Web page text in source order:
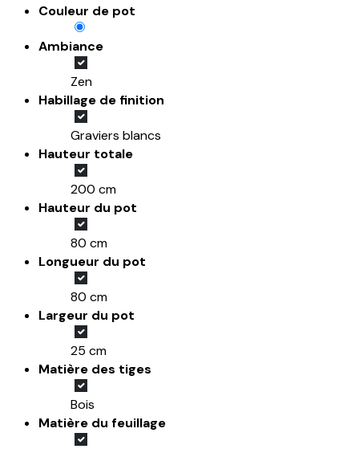
Couleur de pot
Ambiance
Zen
Habillage de finition
Graviers blancs
Hauteur totale
200 cm
Hauteur du pot
80 cm
Longueur du pot
80 cm
Largeur du pot
25 cm
Matière des tiges
Bois
Matière du feuillage